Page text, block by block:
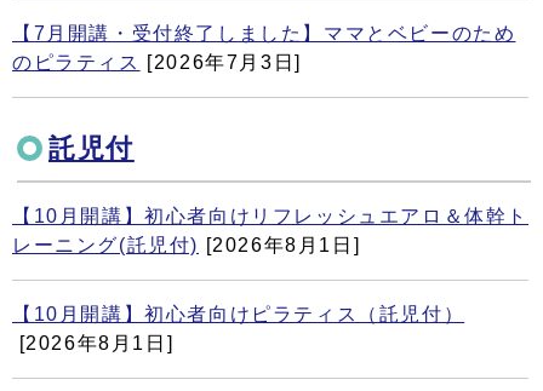
【7月開講・受付終了しました】ママとベビーのため
のピラティス
[2026年7月3日]
託児付
【10月開講】初心者向けリフレッシュエアロ＆体幹ト
レーニング(託児付) [2026年8月1日]
【10月開講】初心者向けピラティス（託児付）
[2026年8月1日]